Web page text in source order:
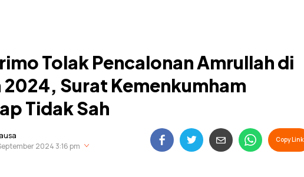
Tolak Pencalonan Amrullah di
2024, Surat Kemenkumham
Tidak Sah
2024 3:16 pm
Copy Link